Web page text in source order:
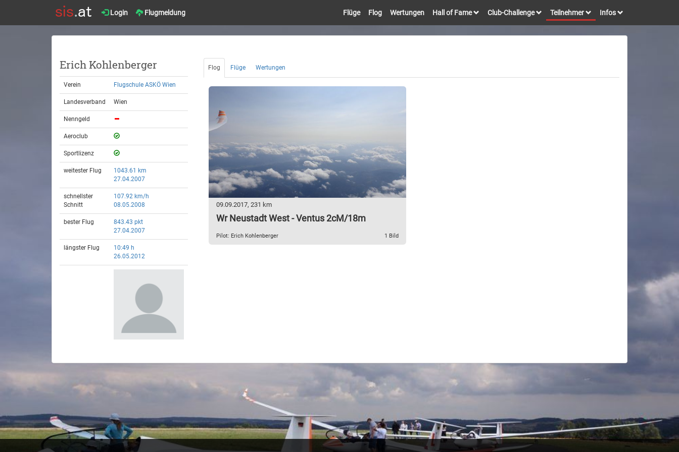
Login Flugmeldung Flüge Flog Wertungen Hall of Fame Club-Challenge Teilnehmer Infos
Erich Kohlenberger
Verein Flugschule ASKÖ Wien
Landesverband Wien
Nenngeld
Aeroclub
Sportlizenz
weitester Flug
1043.61 km
27.04.2007
schnellster
Schnitt
107.92 km/h
08.05.2008
bester Flug
843.43 pkt
27.04.2007
längster Flug
10:49 h
26.05.2012
Flog Flüge Wertungen
09.09.2017, 231 km
Wr Neustadt West - Ventus 2cM/18m
Pilot: Erich Kohlenberger 1 Bild